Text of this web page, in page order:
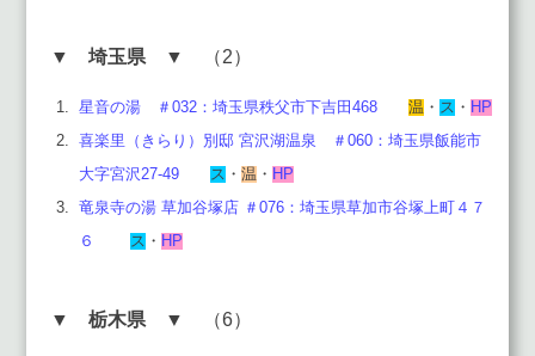
▼ 埼玉県 ▼ （2）
星音の湯 ＃032：埼玉県秩父市下吉田468 温 ・ ス ・ HP
喜楽里（きらり）別邸 宮沢湖温泉 ＃060：埼玉県飯能市
大字宮沢27-49
ス ・ 温 ・ HP
竜泉寺の湯 草加谷塚店 ＃076：埼玉県草加市谷塚上町４７
６
ス ・ HP
▼ 栃木県 ▼ （6）